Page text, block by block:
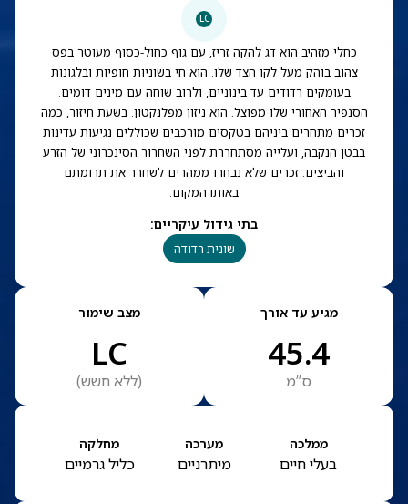
LC
כחלי מזהיב הוא דג להקה זריז, עם גוף כחול-כסוף מעוטר בפס
צהוב בוהק מעל לקו הצד שלו. הוא חי בשוניות חופיות ובלגונות
בעומקים רדודים עד בינוניים, ולרוב שוחה עם מינים דומים.
הסנפיר האחורי שלו מפוצל. הוא ניזון מפלנקטון. בשעת חיזור, כמה
זכרים מתחרים ביניהם בטקסים מורכבים שכוללים נגיעות עדינות
בבטן הנקבה, ועלייה מסתחררת לפני השחרור הסינכרוני של הזרע
והביצים. זכרים שלא נבחרו ממהרים לשחרר את תרומתם
באותו המקום.
בתי גידול עיקריים:
שונית רדודה
מגיע עד אורך
45.4
ס”מ
מצב שימור
LC
(ללא חשש)
ממלכה
בעלי חיים
מערכה
מיתרניים
מחלקה
כליל גרמיים